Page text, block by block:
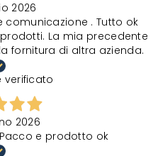
2026
comunicazione . Tutto ok
La mia precedente
fornitura di altra azienda.
verificato
2026
e prodotto ok